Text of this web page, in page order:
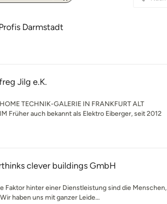
Darmstadt
Jilg e.K.
TECHNIK-GALERIE IN FRANKFURT ALT
Früher auch bekannt als Elektro Eiberger, seit 2012
clever buildings GmbH
Faktor hinter einer Dienstleistung sind die Menschen,
haben uns mit ganzer Leide...